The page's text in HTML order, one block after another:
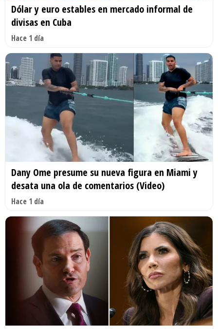
Dólar y euro estables en mercado informal de
divisas en Cuba
Hace 1 día
Dany Ome presume su nueva figura en Miami y
desata una ola de comentarios (Video)
Hace 1 día